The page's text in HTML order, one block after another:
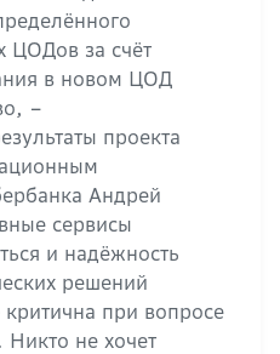
ЦОДов за счёт
в новом ЦОД
–
проекта
Андрей
сервисы
и надёжность
решений
критична при вопросе
не хочет